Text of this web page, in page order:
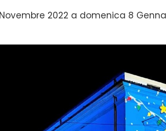
2022 a domenica 8